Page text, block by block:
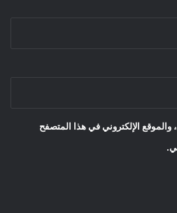
الإلكتروني في هذا المتصفح